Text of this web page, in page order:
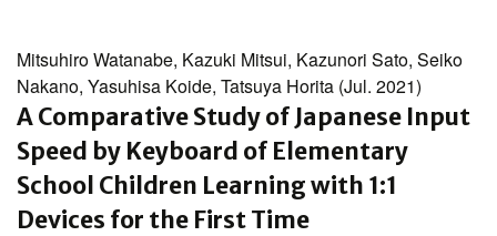
Mitsuhiro Watanabe, Kazuki Mitsui, Kazunori Sato, Seiko
Nakano, Yasuhisa Koide, Tatsuya Horita (Jul. 2021)
A Comparative Study of Japanese Input
Speed by Keyboard of Elementary
School Children Learning with 1:1
Devices for the First Time